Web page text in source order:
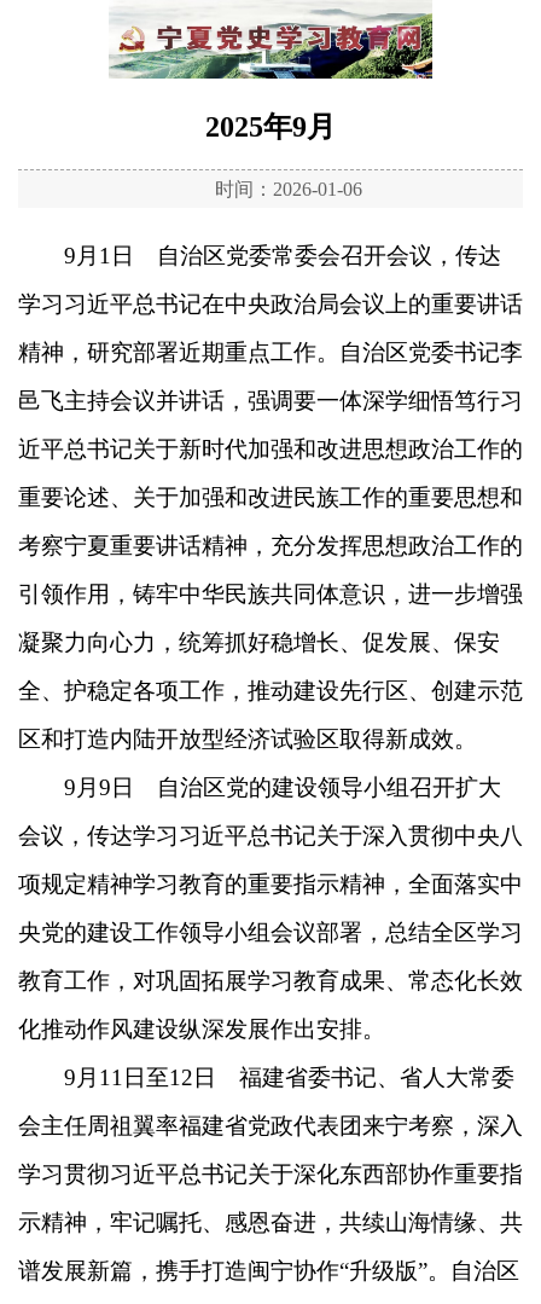
2025年9月
时间：2026-01-06
9月1日 自治区党委常委会召开会议，传达
学习习近平总书记在中央政治局会议上的重要讲话
精神，研究部署近期重点工作。自治区党委书记李
邑飞主持会议并讲话，强调要一体深学细悟笃行习
近平总书记关于新时代加强和改进思想政治工作的
重要论述、关于加强和改进民族工作的重要思想和
考察宁夏重要讲话精神，充分发挥思想政治工作的
引领作用，铸牢中华民族共同体意识，进一步增强
凝聚力向心力，统筹抓好稳增长、促发展、保安
全、护稳定各项工作，推动建设先行区、创建示范
区和打造内陆开放型经济试验区取得新成效。
9月9日 自治区党的建设领导小组召开扩大
会议，传达学习习近平总书记关于深入贯彻中央八
项规定精神学习教育的重要指示精神，全面落实中
央党的建设工作领导小组会议部署，总结全区学习
教育工作，对巩固拓展学习教育成果、常态化长效
化推动作风建设纵深发展作出安排。
9月11日至12日 福建省委书记、省人大常委
会主任周祖翼率福建省党政代表团来宁考察，深入
学习贯彻习近平总书记关于深化东西部协作重要指
示精神，牢记嘱托、感恩奋进，共续山海情缘、共
谱发展新篇，携手打造闽宁协作“升级版”。自治区